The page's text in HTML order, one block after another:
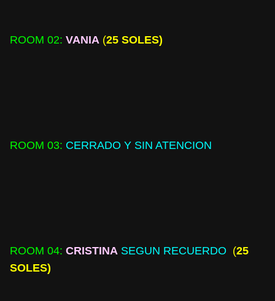
ROOM 02: VANIA (25 SOLES)
ROOM 03: CERRADO Y SIN ATENCION
ROOM 04: CRISTINA SEGUN RECUERDO (25
SOLES)